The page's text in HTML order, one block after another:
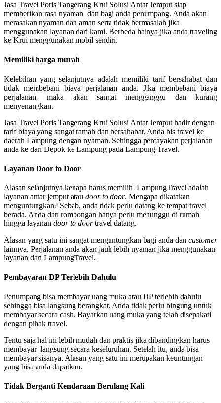
Jasa Travel Poris Tangerang Krui Solusi Antar Jemput siap
memberikan rasa nyaman dan bagi anda penumpang. Anda akan
merasakan nyaman dan aman serta tidak bermasalah jika
menggunakan layanan dari kami. Berbeda halnya jika anda traveling
ke Krui menggunakan mobil sendiri.
Memiliki harga murah
Kelebihan yang selanjutnya adalah memiliki tarif bersahabat dan
tidak membebani biaya perjalanan anda. Jika membebani biaya
perjalanan, maka akan sangat mengganggu dan kurang
menyenangkan.
Jasa Travel Poris Tangerang Krui Solusi Antar Jemput hadir dengan
tarif biaya yang sangat ramah dan bersahabat. Anda bis travel ke
daerah Lampung dengan nyaman. Sehingga percayakan perjalanan
anda ke dari Depok ke Lampung pada Lampung Travel.
Layanan Door to Door
Alasan selanjutnya kenapa harus memilih LampungTravel adalah
layanan antar jemput atau door to door. Mengapa dikatakan
menguntungkan? Sebab, anda tidak perlu datang ke tempat travel
berada. Anda dan rombongan hanya perlu menunggu di rumah
hingga layanan door to doortravel datang.
Alasan yang satu ini sangat menguntungkan bagi anda dan customer
lainnya. Perjalanan anda akan jauh lebih nyaman jika menggunakan
layanan dari LampungTravel.
Pembayaran DP Terlebih Dahulu
Penumpang bisa membayar uang muka atau DP terlebih dahulu
sehingga bisa langsung berangkat. Anda tidak perlu bingung untuk
membayar secara cash. Bayarkan uang muka yang telah disepakati
dengan pihak travel.
Tentu saja hal ini lebih mudah dan praktis jika dibandingkan harus
membayar langsung secara keseluruhan. Setelah itu, anda bisa
membayar sisanya. Alasan yang satu ini merupakan keuntungan
yang bisa anda dapatkan.
Tidak Berganti Kendaraan Berulang Kali